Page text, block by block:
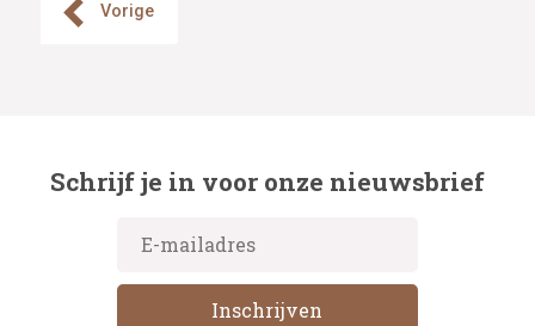
Vorige
Schrijf je in voor onze nieuwsbrief